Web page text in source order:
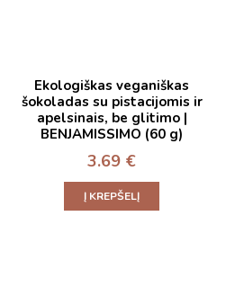
Ekologiškas veganiškas
šokoladas su pistacijomis ir
apelsinais, be glitimo |
BENJAMISSIMO (60 g)
3.69 €
Į KREPŠELĮ